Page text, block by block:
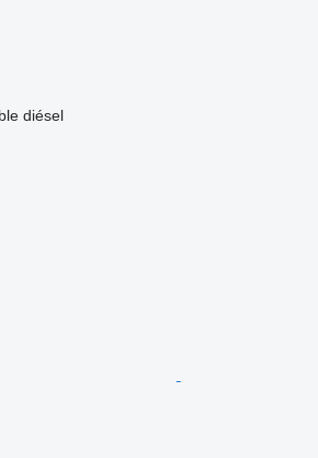
diésel